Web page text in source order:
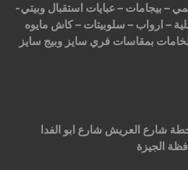
– بيجامات – عبايات استقبال وبيتي-
– ارواب – سلوبيتات – كاش مايوه
بمقاسات فري سايز وبيج سايز
شارع العريش شارع ابو الفدا
الجيزة